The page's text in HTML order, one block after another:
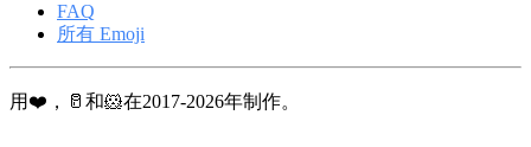
FAQ
所有 Emoji
用❤️，🥛和🐹在2017-2026年制作。